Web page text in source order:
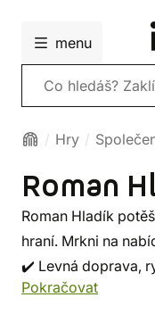
menu
Vyhledávání
Hry
Roman
Roman Hladík
hraní. Mrkni na
✔️ Levná doprava,
Pokračovat